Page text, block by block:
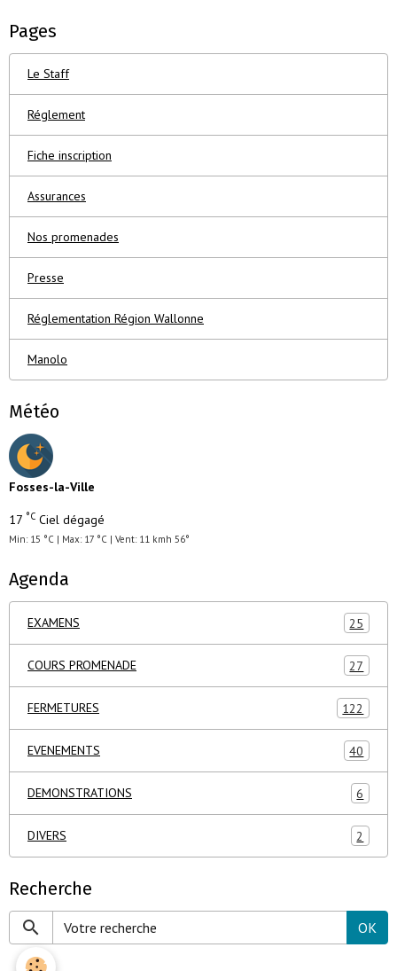
Pages
Le Staff
Réglement
Fiche inscription
Assurances
Nos promenades
Presse
Réglementation Région Wallonne
Manolo
Météo
Fosses-la-Ville
17 °C Ciel dégagé
Min: 15 °C | Max: 17 °C | Vent: 11 kmh 56°
Agenda
EXAMENS 25
COURS PROMENADE 27
FERMETURES 122
EVENEMENTS 40
DEMONSTRATIONS 6
DIVERS 2
Recherche
OK